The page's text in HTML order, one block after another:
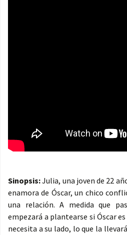
Sinopsis:Julia, una joven de 22
enamora de Óscar, un chico
una relación. A medida que
empezará a plantearse si Óscar
necesita a su lado, lo que la